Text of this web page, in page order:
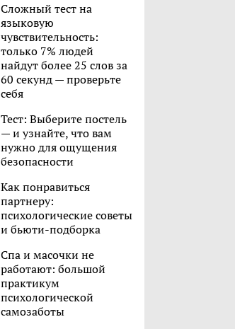
Сложный тест на
языковую
чувствительность:
только 7% людей
найдут более 25 слов за
60 секунд — проверьте
себя
Тест: Выберите постель
— и узнайте, что вам
нужно для ощущения
безопасности
Как понравиться
партнеру:
психологические советы
и бьюти-подборка
Спа и масочки не
работают: большой
практикум
психологической
самозаботы